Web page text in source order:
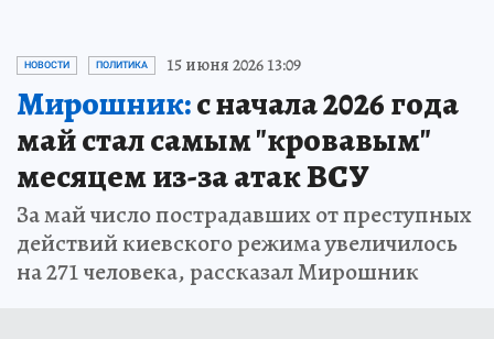
НОВОСТИ ПОЛИТИКА 15 июня 2026 13:09
Мирошник:с начала 2026 года
май стал самым "кровавым"
месяцем из-за атак ВСУ
За май число пострадавших от преступных
действий киевского режима увеличилось
на 271 человека, рассказал Мирошник